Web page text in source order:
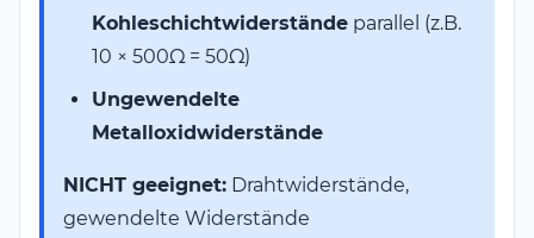
Kohleschichtwiderstände parallel (z.B.
10 × 500Ω = 50Ω)
Ungewendelte
Metalloxidwiderstände
NICHT geeignet: Drahtwiderstände,
gewendelte Widerstände